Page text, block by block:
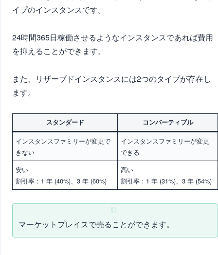
イプのインスタンスです。
24時間365日稼働させるようなインスタンスであれば費用
を抑えることができます。
また、リザーブドインスタンスには2つのタイプが存在し
ます。
スタンダード コンバーティブル
インスタンスファミリーが変更で
きない
インスタンスファミリーが変更
できる
安い
割引率：1 年 (40%)、3 年 (60%)
高い
割引率：1 年 (31%)、3 年 (54%)
マーケットプレイスで売ることができます。